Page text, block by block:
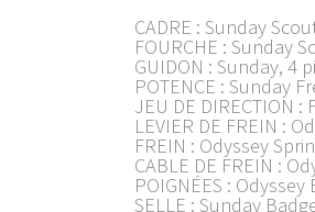
CADRE : Sunday
FOURCHE : Sunday
GUIDON : Sunday, 4
POTENCE : Sunday
JEU DE DIRECTION :
LEVIER DE FREIN :
FREIN : Odyssey
CABLE DE FREIN :
POIGNÉES :
SELLE : Sunday